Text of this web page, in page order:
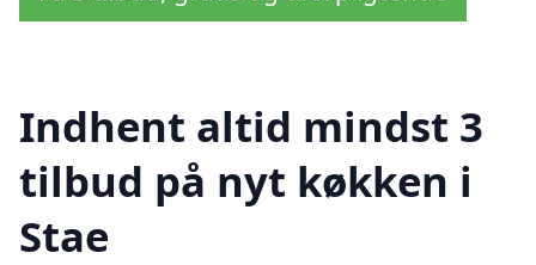
Indhent altid mindst 3
tilbud på nyt køkken i
Stae